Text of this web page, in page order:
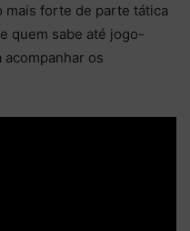
mais forte de parte tática
quem sabe até jogo-
os